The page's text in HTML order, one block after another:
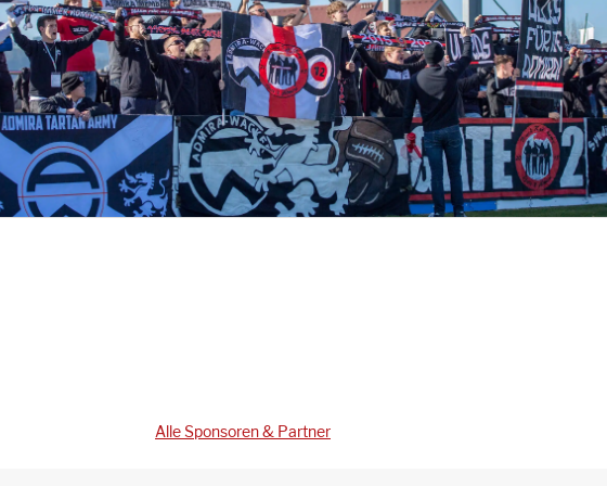
Alle Sponsoren & Partner